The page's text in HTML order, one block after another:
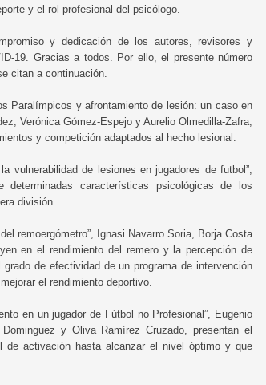
y el rol profesional del psicólogo.
y dedicación de los autores, revisores y
19. Gracias a todos. Por ello, el presente número
citan a continuación.
Paralímpicos y afrontamiento de lesión: un caso en
Verónica Gómez-Espejo y Aurelio Olmedilla-Zafra,
y competición adaptados al hecho lesional.
vulnerabilidad de lesiones en jugadores de futbol”,
características psicológicas de los
división.
remoergómetro”, Ignasi Navarro Soria, Borja Costa
en el rendimiento del remero y la percepción de
de efectividad de un programa de intervención
el rendimiento deportivo.
en un jugador de Fútbol no Profesional”, Eugenio
y Oliva Ramírez Cruzado, presentan el
de activación hasta alcanzar el nivel óptimo y que